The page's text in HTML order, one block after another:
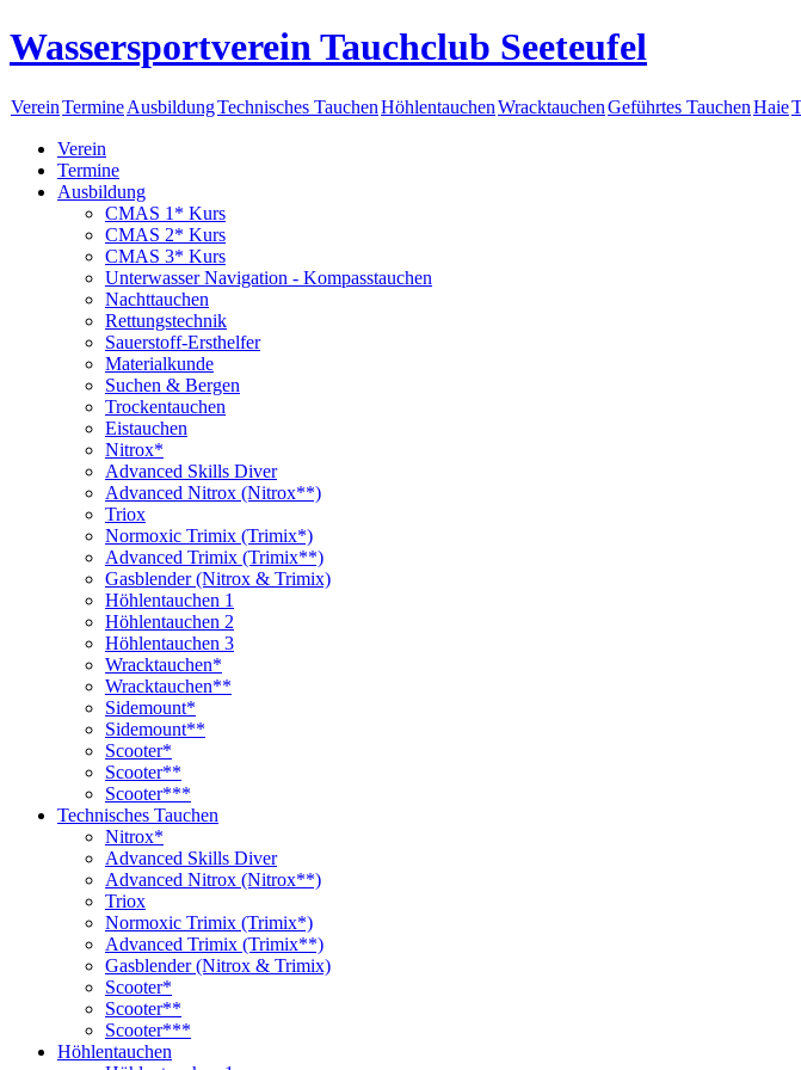
Wassersportverein Tauchclub Seeteufel
VereinTermineAusbildungTechnisches TauchenHöhlentauchenWracktauchenGeführtes TauchenHaie
Verein
Termine
Ausbildung
CMAS 1* Kurs
CMAS 2* Kurs
CMAS 3* Kurs
Unterwasser Navigation - Kompasstauchen
Nachttauchen
Rettungstechnik
Sauerstoff-Ersthelfer
Materialkunde
Suchen & Bergen
Trockentauchen
Eistauchen
Nitrox*
Advanced Skills Diver
Advanced Nitrox (Nitrox**)
Triox
Normoxic Trimix (Trimix*)
Advanced Trimix (Trimix**)
Gasblender (Nitrox & Trimix)
Höhlentauchen 1
Höhlentauchen 2
Höhlentauchen 3
Wracktauchen*
Wracktauchen**
Sidemount*
Sidemount**
Scooter*
Scooter**
Scooter***
Technisches Tauchen
Nitrox*
Advanced Skills Diver
Advanced Nitrox (Nitrox**)
Triox
Normoxic Trimix (Trimix*)
Advanced Trimix (Trimix**)
Gasblender (Nitrox & Trimix)
Scooter*
Scooter**
Scooter***
Höhlentauchen